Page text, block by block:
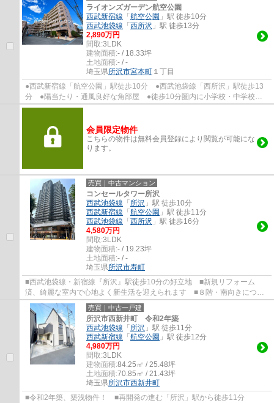
ライオンズガーデン航空公園
西武新宿線 「 航空公園 」駅 徒歩10分
西武池袋線 「 西所沢 」駅 徒歩13分
2,890万円
間取:3LDK
建物面積:- / 18.33坪
土地面積:- / -
埼玉県所沢市宮本町 １丁目
●西武新宿線「航空公園」駅徒歩10分 ●西武池袋線「西所沢」駅徒歩13
分 ●陽当たり・通風良好な角部屋 ●徒歩10分圏内に小学校・中学校 ●
オートロック・宅配ボックスあり ●2026年６...
会員限定物件
こちらの物件は無料会員登録により閲覧が可能にな
ります。
売買｜中古マンション
コンセールタワー所沢
西武池袋線 「 所沢 」駅 徒歩10分
西武新宿線 「 航空公園 」駅 徒歩11分
西武池袋線 「 西所沢 」駅 徒歩16分
4,580万円
間取:3LDK
建物面積:- / 19.23坪
土地面積:- / -
埼玉県所沢市寿町
■西武池袋線・新宿線『所沢』駅徒歩10分の好立地 ■新規リフォーム
済、綺麗な室内で心地よく新生活を迎えられます ■８階・南向きにつ
き、陽当たり良好 ■総戸数253戸のビックコミュニ...
売買｜中古一戸建
所沢市西新井町 令和2年築
西武池袋線 「 所沢 」駅 徒歩11分
西武新宿線 「 航空公園 」駅 徒歩12分
4,980万円
間取:3LDK
建物面積:84.25㎡ / 25.48坪
土地面積:70.85㎡ / 21.43坪
埼玉県所沢市西新井町
■令和2年築、築浅物件！ ■再開発の進む「所沢」駅から徒歩11分